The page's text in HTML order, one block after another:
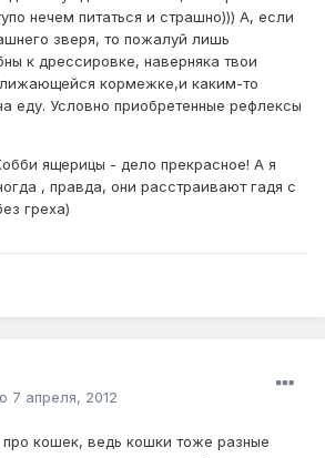
нечем питаться и страшно))) А, если
зверя, то пожалуй лишь
к дрессировке, наверняка твои
кормежке,и каким-то
еду. Условно приобретенные рефлексы
ящерицы - дело прекрасное! А я
, правда, они расстраивают гадя с
греха)
7 апреля, 2012
кошек, ведь кошки тоже разные